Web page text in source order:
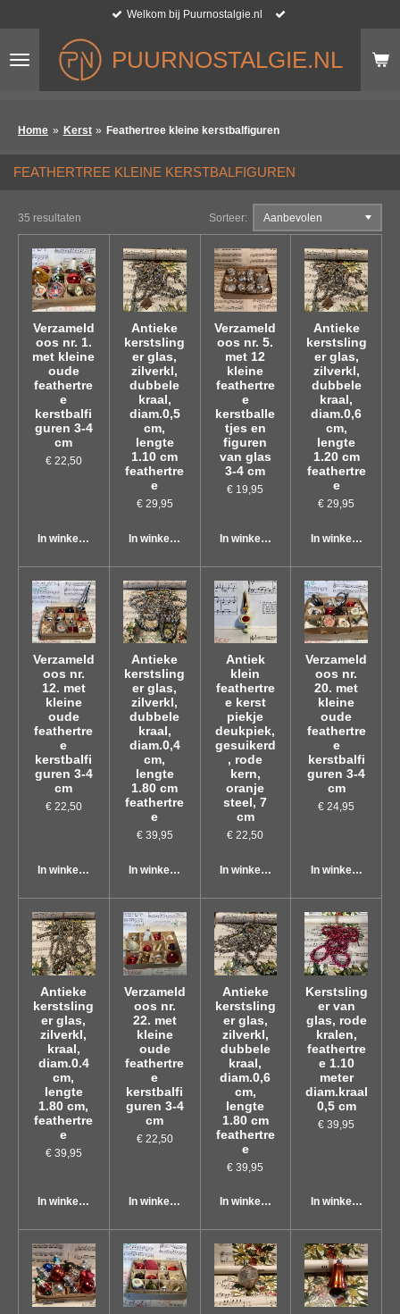
naar
hoofdinhoud
PUURNOSTALGIE.NL
Welkom bij Puurnostalgie.nl
Home » Kerst » Feathertree kleine kerstbalfiguren
FEATHERTREE KLEINE KERSTBALFIGUREN
35 resultaten Sorteer:
Verzameld
oos nr. 1.
met kleine
oude
feathertre
e
kerstbalfi
guren 3-4
cm
€ 22,50
In winkelwagen
Antieke
kerstsling
er glas,
zilverkl,
dubbele
kraal,
diam.0,5
cm,
lengte
1.10 cm
feathertre
e
€ 29,95
In winkelwagen
Verzameld
oos nr. 5.
met 12
kleine
feathertre
e
kerstballe
tjes en
figuren
van glas
3-4 cm
€ 19,95
In winkelwagen
Antieke
kerstsling
er glas,
zilverkl,
dubbele
kraal,
diam.0,6
cm,
lengte
1.20 cm
feathertre
e
€ 29,95
In winkelwagen
Verzameld
oos nr.
12. met
kleine
oude
feathertre
e
kerstbalfi
guren 3-4
cm
€ 22,50
In winkelwagen
Antieke
kerstsling
er glas,
zilverkl,
dubbele
kraal,
diam.0,4
cm,
lengte
1.80 cm
feathertre
e
€ 39,95
In winkelwagen
Antiek
klein
feathertre
e kerst
piekje
deukpiek,
gesuikerd
, rode
kern,
oranje
steel, 7
cm
€ 22,50
In winkelwagen
Verzameld
oos nr.
20. met
kleine
oude
feathertre
e
kerstbalfi
guren 3-4
cm
€ 24,95
In winkelwagen
Antieke
kerstsling
er glas,
zilverkl,
kraal,
diam.0.4
cm,
lengte
1.80 cm,
feathertre
e
€ 39,95
In winkelwagen
Verzameld
oos nr.
22. met
kleine
oude
feathertre
e
kerstbalfi
guren 3-4
cm
€ 22,50
In winkelwagen
Antieke
kerstsling
er glas,
zilverkl,
dubbele
kraal,
diam.0,6
cm,
lengte
1.80 cm
feathertre
e
€ 39,95
In winkelwagen
Kerstsling
er van
glas, rode
kralen,
feathertre
e 1.10
meter
diam.kraal
0,5 cm
€ 39,95
In winkelwagen